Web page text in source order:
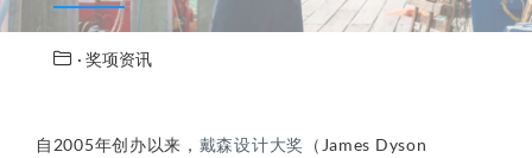
· 奖项资讯
自2005年创办以来， 戴森设计大奖
（James Dyson